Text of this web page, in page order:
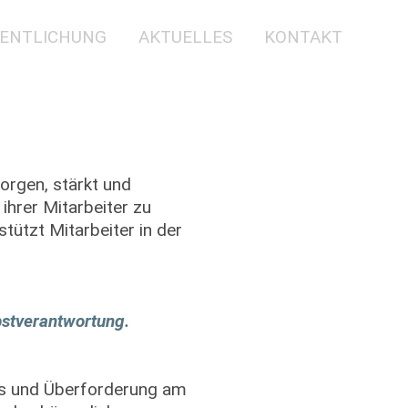
AKTUELLES KONTAKT
stärkt und
Mitarbeiter zu
Mitarbeiter in der
und Überforderung am